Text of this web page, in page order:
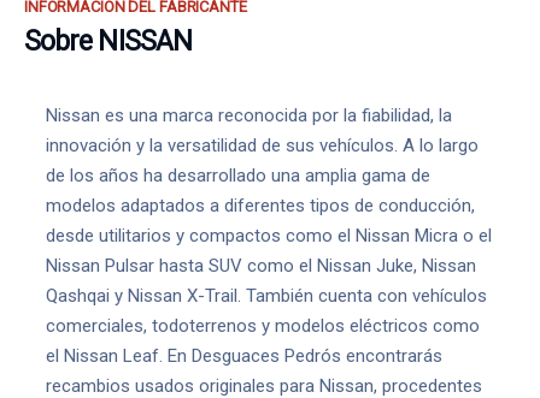
INFORMACIÓN DEL FABRICANTE
Sobre NISSAN
Nissan es una marca reconocida por la fiabilidad, la
innovación y la versatilidad de sus vehículos. A lo largo
de los años ha desarrollado una amplia gama de
modelos adaptados a diferentes tipos de conducción,
desde utilitarios y compactos como el Nissan Micra o el
Nissan Pulsar hasta SUV como el Nissan Juke, Nissan
Qashqai y Nissan X-Trail. También cuenta con vehículos
comerciales, todoterrenos y modelos eléctricos como
el Nissan Leaf. En Desguaces Pedrós encontrarás
recambios usados originales para Nissan, procedentes